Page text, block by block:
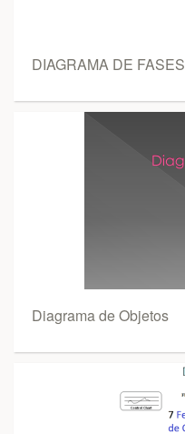
DIAGRAMA DE FASES
Diagrama de Objetos